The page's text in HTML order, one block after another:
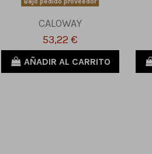
CALOWAY
53,22 €
AÑADIR AL CARRITO